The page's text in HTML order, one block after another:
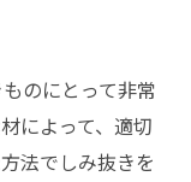
のにとって非常
によって、適切
法でしみ抜きを